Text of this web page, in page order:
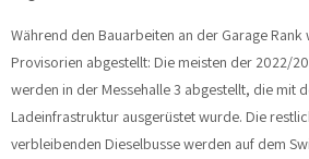
Während den Bauarbeiten an der Garage
Provisorien abgestellt: Die meisten der 2022/
werden in der Messehalle 3 abgestellt, die mit
Ladeinfrastruktur ausgerüstet wurde. Die
verbleibenden Dieselbusse werden auf dem